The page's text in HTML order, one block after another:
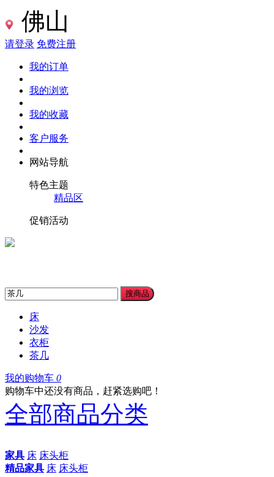
佛山
请登录 免费注册
我的订单
我的浏览
我的收藏
客户服务
网站导航
特色主题
精品区
促销活动
搜商品
床
沙发
衣柜
茶几
我的购物车 0
购物车中还没有商品，赶紧选购吧！
全部商品分类
家具 床 床头柜
精品家具 床 床头柜